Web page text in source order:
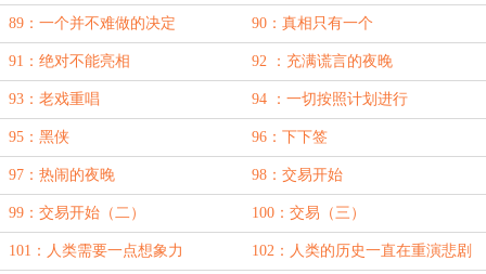
89：一个并不难做的决定 90：真相只有一个
91：绝对不能亮相 92 ：充满谎言的夜晚
93：老戏重唱 94 ：一切按照计划进行
95：黑侠 96：下下签
97：热闹的夜晚 98：交易开始
99：交易开始（二） 100：交易（三）
101：人类需要一点想象力 102：人类的历史一直在重演悲剧